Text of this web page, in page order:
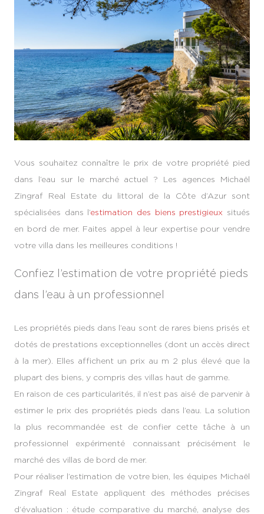
Vous souhaitez connaître le prix de votre propriété pied
dans l’eau sur le marché actuel ? Les agences Michaël
Zingraf Real Estate du littoral de la Côte d’Azur sont
spécialisées dans l’estimation des biens prestigieux situés
en bord de mer. Faites appel à leur expertise pour vendre
votre villa dans les meilleures conditions !
Confiez l’estimation de votre propriété pieds
dans l’eau à un professionnel
Les propriétés pieds dans l’eau sont de rares biens prisés et
dotés de prestations exceptionnelles (dont un accès direct
à la mer). Elles affichent un prix au m 2 plus élevé que la
plupart des biens, y compris des villas haut de gamme.
En raison de ces particularités, il n’est pas aisé de parvenir à
estimer le prix des propriétés pieds dans l’eau. La solution
la plus recommandée est de confier cette tâche à un
professionnel expérimenté connaissant précisément le
marché des villas de bord de mer.
Pour réaliser l’estimation de votre bien, les équipes Michaël
Zingraf Real Estate appliquent des méthodes précises
d’évaluation : étude comparative du marché, analyse des